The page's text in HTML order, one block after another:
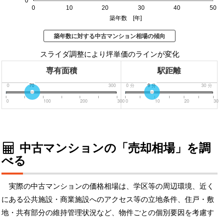
0 10 20 30 40 50
築年数 [年]
築年数に対する中古マンション相場の傾向
スライダ調整により坪単価のラインが変化
専有面積 駅距離
0 300
70
0 100 200 300
0 分 30 分
9分
0 10 20 30
中古マンションの「売却相場」を調
べる
実際の中古マンションの価格相場は、学区等の周辺環境、近く
にある公共施設・商業施設へのアクセス等の立地条件、住戸・敷
地・共有部分の維持管理状況など、物件ごとの個別要因を考慮す